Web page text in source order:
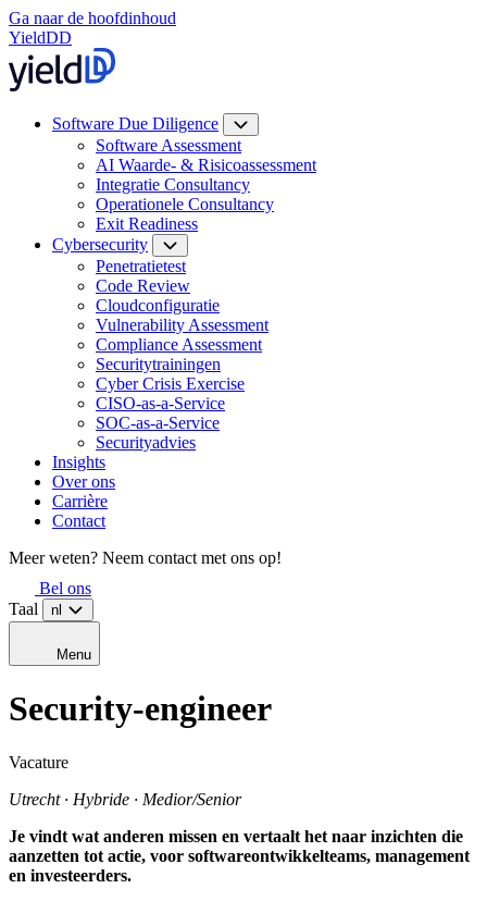
Ga naar de hoofdinhoud
YieldDD
Software Due Diligence
Software Assessment
AI Waarde- & Risicoassessment
Integratie Consultancy
Operationele Consultancy
Exit Readiness
Cybersecurity
Penetratietest
Code Review
Cloudconfiguratie
Vulnerability Assessment
Compliance Assessment
Securitytrainingen
Cyber Crisis Exercise
CISO-as-a-Service
SOC-as-a-Service
Securityadvies
Insights
Over ons
Carrière
Contact
Meer weten? Neem contact met ons op!
Bel ons
Taal
nl
Menu
Security-engineer
Vacature
Utrecht · Hybride · Medior/Senior
Je vindt wat anderen missen en vertaalt het naar inzichten die
aanzetten tot actie, voor softwareontwikkelteams, management
en investeerders.